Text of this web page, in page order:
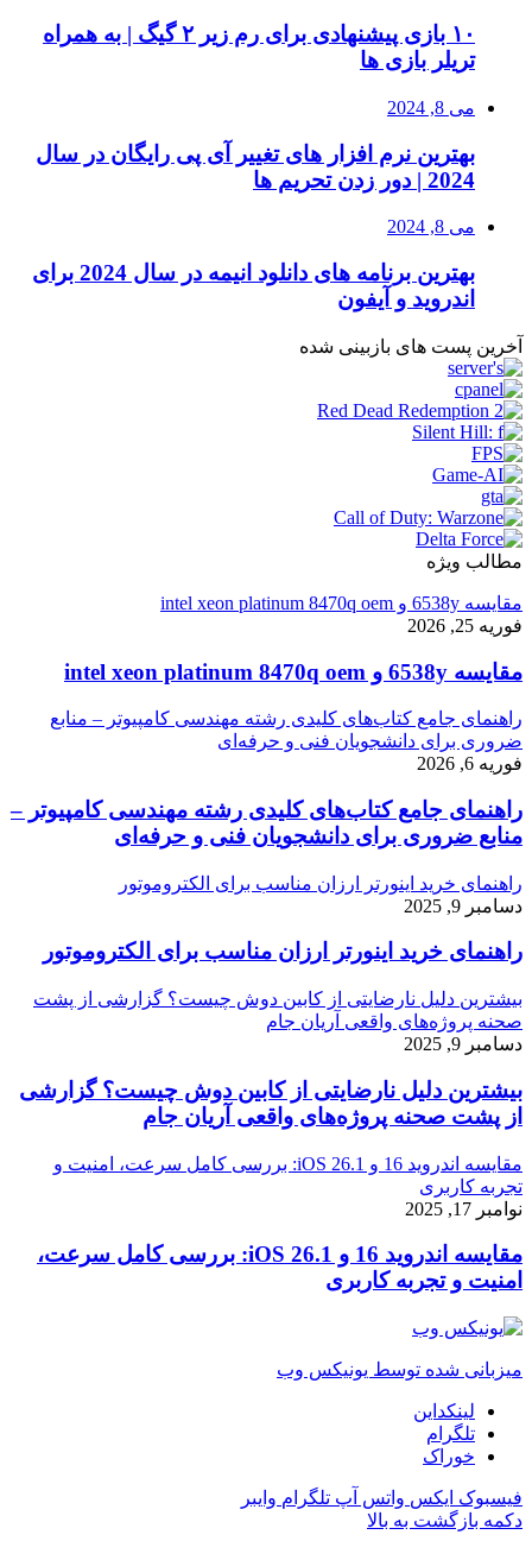
۱۰ بازی پیشنهادی برای رم زیر ۲ گیگ | به همراه
تریلر بازی ها
می 8, 2024
بهترین نرم افزار های تغییر آی پی رایگان در سال
2024 | دور زدن تحریم ها
می 8, 2024
بهترین برنامه های دانلود انیمه در سال 2024 برای
اندروید و آیفون
آخرین پست های بازبینی شده
مطالب ویژه
مقایسه 6538y و intel xeon platinum 8470q oem
فوریه 25, 2026
مقایسه 6538y و intel xeon platinum 8470q oem
راهنمای جامع کتاب‌های کلیدی رشته مهندسی کامپیوتر – منابع
ضروری برای دانشجویان فنی و حرفه‌ای
فوریه 6, 2026
راهنمای جامع کتاب‌های کلیدی رشته مهندسی کامپیوتر –
منابع ضروری برای دانشجویان فنی و حرفه‌ای
راهنمای خرید اینورتر ارزان مناسب برای الکتروموتور
دسامبر 9, 2025
راهنمای خرید اینورتر ارزان مناسب برای الکتروموتور
بیشترین دلیل نارضایتی از کابین دوش چیست؟ گزارشی از پشت
صحنه پروژه‌های واقعی آریان جام
دسامبر 9, 2025
بیشترین دلیل نارضایتی از کابین دوش چیست؟ گزارشی
از پشت صحنه پروژه‌های واقعی آریان جام
مقایسه اندروید 16 و iOS 26.1: بررسی کامل سرعت، امنیت و
تجربه کاربری
نوامبر 17, 2025
مقایسه اندروید 16 و iOS 26.1: بررسی کامل سرعت،
امنیت و تجربه کاربری
میزبانی شده توسط یونیکس وب
لینکداین
تلگرام
خوراک
فیسبوک ایکس واتس آپ تلگرام وایبر
دکمه بازگشت به بالا